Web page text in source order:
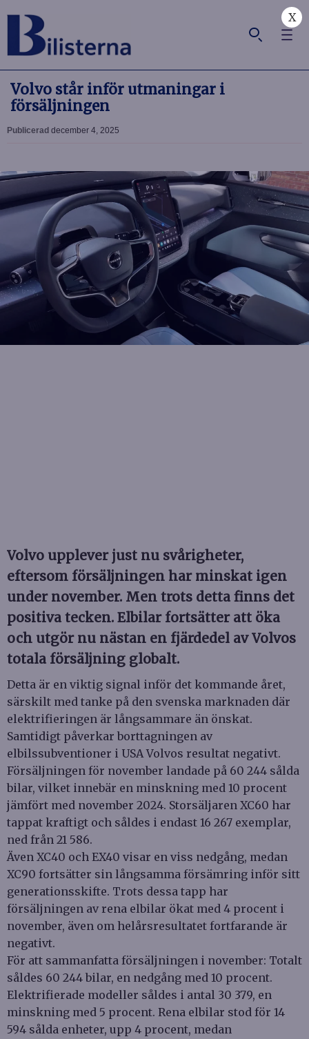
X
Volvo står inför utmaningar i
försäljningen
Publicerad december 4, 2025
Volvo upplever just nu svårigheter,
eftersom försäljningen har minskat igen
under november. Men trots detta finns det
positiva tecken. Elbilar fortsätter att öka
och utgör nu nästan en fjärdedel av Volvos
totala försäljning globalt.
Detta är en viktig signal inför det kommande året,
särskilt med tanke på den svenska marknaden där
elektrifieringen är långsammare än önskat.
Samtidigt påverkar borttagningen av
elbilssubventioner i USA Volvos resultat negativt.
Försäljningen för november landade på 60 244 sålda
bilar, vilket innebär en minskning med 10 procent
jämfört med november 2024. Storsäljaren XC60 har
tappat kraftigt och såldes i endast 16 267 exemplar,
ned från 21 586.
Även XC40 och EX40 visar en viss nedgång, medan
XC90 fortsätter sin långsamma försämring inför sitt
generationsskifte. Trots dessa tapp har
försäljningen av rena elbilar ökat med 4 procent i
november, även om helårsresultatet fortfarande är
negativt.
För att sammanfatta försäljningen i november: Totalt
såldes 60 244 bilar, en nedgång med 10 procent.
Elektrifierade modeller såldes i antal 30 379, en
minskning med 5 procent. Rena elbilar stod för 14
594 sålda enheter, upp 4 procent, medan